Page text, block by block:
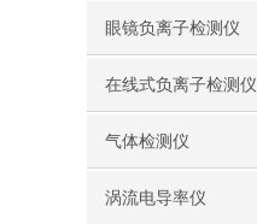
眼镜负离子检测仪
在线式负离子检测仪
气体检测仪
涡流电导率仪